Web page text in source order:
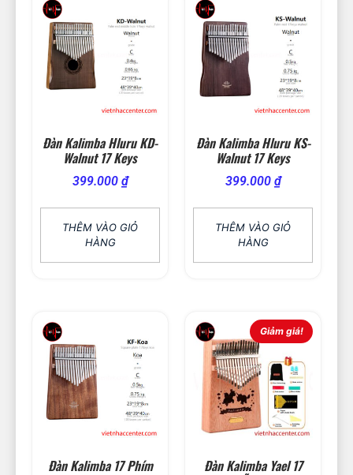
Đàn Kalimba Hluru KD-
Walnut 17 Keys
399.000 ₫
THÊM VÀO GIỎ
HÀNG
Đàn Kalimba Hluru KS-
Walnut 17 Keys
399.000 ₫
THÊM VÀO GIỎ
HÀNG
Đàn Kalimba 17 Phím
Giảm giá!
Đàn Kalimba Yael 17